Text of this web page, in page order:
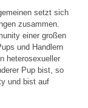
setzt sich
zusammen.
einer großen
und Handlern
heterosexueller
Pup bist, so
und bist auf